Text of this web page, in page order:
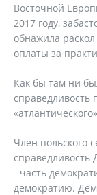
Восточной
2017 году,
обнажила
оплаты за
Как бы там ни
справедливость
Член польского
- часть
демократию.